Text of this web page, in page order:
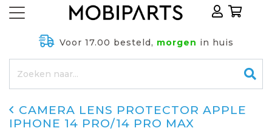
Voor 17.00 besteld, morgen in huis
CAMERA LENS PROTECTOR APPLE
IPHONE 14 PRO/14 PRO MAX